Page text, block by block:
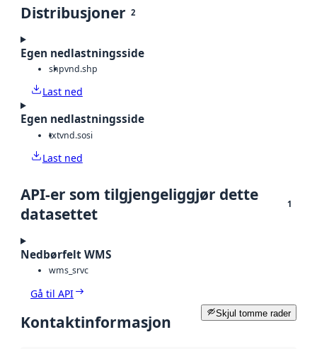
Distribusjoner 2
Egen nedlastningsside
shpvnd.shp
Last ned
Egen nedlastningsside
txtvnd.sosi
Last ned
API-er som tilgjengeliggjør dette
datasettet
1
Nedbørfelt WMS
wms_srvc
Gå til API
Skjul tomme rader
Kontaktinformasjon